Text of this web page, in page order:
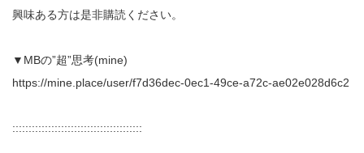
興味ある方は是非購読ください。
▼MBの”超”思考(mine)
https://mine.place/user/f7d36dec-0ec1-49ce-a72c-ae02e028d6c2
::::::::::::::::::::::::::::::::::::::::